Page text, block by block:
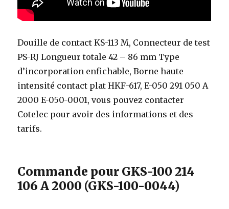
Douille de contact KS-113 M, Connecteur de test
PS-RJ Longueur totale 42 – 86 mm Type
d’incorporation enfichable, Borne haute
intensité contact plat HKF-617, E-050 291 050 A
2000 E-050-0001, vous pouvez contacter
Cotelec pour avoir des informations et des
tarifs.
Commande pour GKS-100 214
106 A 2000 (GKS-100-0044)